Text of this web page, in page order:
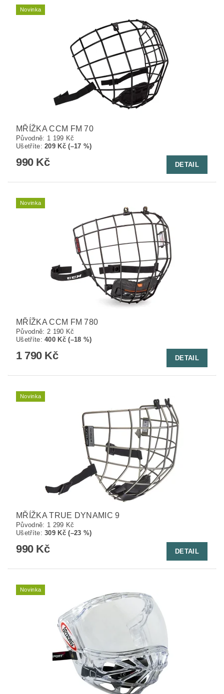
Novinka
MŘÍŽKA CCM FM 70
Původně: 1 199 Kč
Ušetříte:209 Kč (–17 %)
990 Kč DETAIL
Novinka
MŘÍŽKA CCM FM 780
Původně: 2 190 Kč
Ušetříte:400 Kč (–18 %)
1 790 Kč DETAIL
Novinka
MŘÍŽKA TRUE DYNAMIC 9
Původně: 1 299 Kč
Ušetříte:309 Kč (–23 %)
990 Kč DETAIL
Novinka